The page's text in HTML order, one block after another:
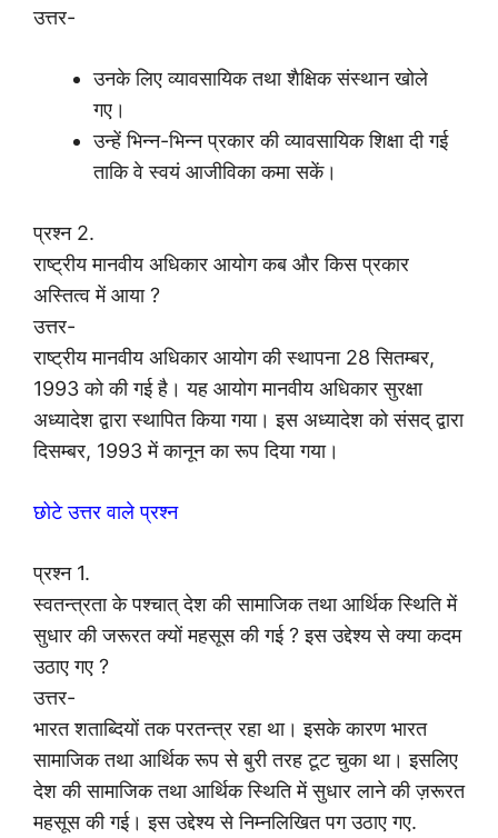
उत्तर-
उनके लिए व्यावसायिक तथा शैक्षिक संस्थान खोले
गए।
उन्हें भिन्न-भिन्न प्रकार की व्यावसायिक शिक्षा दी गई
ताकि वे स्वयं आजीविका कमा सकें।
प्रश्न 2.
राष्ट्रीय मानवीय अधिकार आयोग कब और किस प्रकार
अस्तित्व में आया ?
उत्तर-
राष्ट्रीय मानवीय अधिकार आयोग की स्थापना 28 सितम्बर,
1993 को की गई है। यह आयोग मानवीय अधिकार सुरक्षा
अध्यादेश द्वारा स्थापित किया गया। इस अध्यादेश को संसद् द्वारा
दिसम्बर, 1993 में कानून का रूप दिया गया।
छोटे उत्तर वाले प्रश्न
प्रश्न 1.
स्वतन्त्रता के पश्चात् देश की सामाजिक तथा आर्थिक स्थिति में
सुधार की जरूरत क्यों महसूस की गई ? इस उद्देश्य से क्या कदम
उठाए गए ?
उत्तर-
भारत शताब्दियों तक परतन्त्र रहा था। इसके कारण भारत
सामाजिक तथा आर्थिक रूप से बुरी तरह टूट चुका था। इसलिए
देश की सामाजिक तथा आर्थिक स्थिति में सुधार लाने की ज़रूरत
महसूस की गई। इस उद्देश्य से निम्नलिखित पग उठाए गए.